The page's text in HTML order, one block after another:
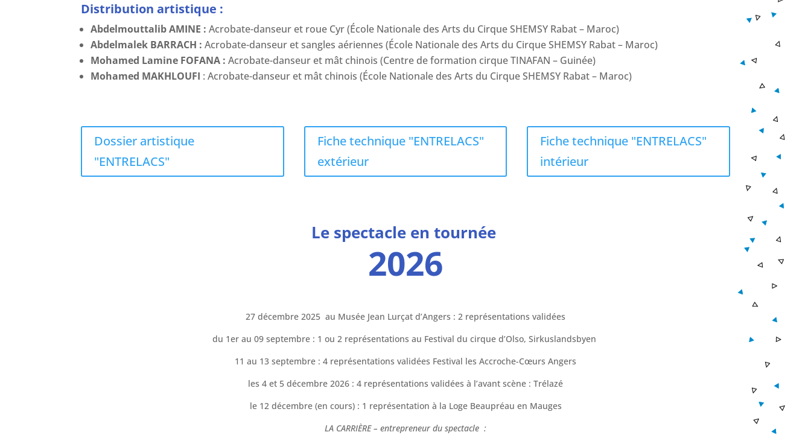
Distribution artistique :
Abdelmouttalib AMINE :Acrobate-danseur et roue Cyr (École Nationale des Arts du Cirque SHEMSY Rabat – Maroc)
Abdelmalek BARRACH :Acrobate-danseur et sangles aériennes(École Nationale des Arts du Cirque SHEMSY Rabat – Maroc)
Mohamed Lamine FOFANA :Acrobate-danseur et mât chinois (Centre de formation cirque TINAFAN – Guinée)
Mohamed MAKHLOUFI : Acrobate-danseur et mât chinois(École Nationale des Arts du Cirque SHEMSY Rabat – Maroc)
Dossier artistique
"ENTRELACS"
Fiche technique "ENTRELACS"
extérieur
Fiche technique "ENTRELACS"
intérieur
Le spectacle en tournée
2026
27 décembre 2025 au Musée Jean Lurçat d’Angers : 2 représentations validées
du 1er au 09 septembre : 1 ou 2 représentations au Festival du cirque d’Olso, Sirkuslandsbyen
11 au 13 septembre : 4 représentations validées Festival les Accroche-Cœurs Angers
les 4 et 5 décembre 2026 : 4 représentations validées à l’avant scène : Trélazé
le 12 décembre (en cours) : 1 représentation à la Loge Beaupréau en Mauges
LA CARRIÈRE – entrepreneur du spectacle :